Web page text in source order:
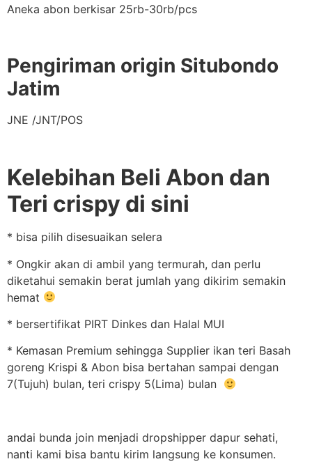
Aneka abon berkisar 25rb-30rb/pcs
Pengiriman origin Situbondo
Jatim
JNE /JNT/POS
Kelebihan Beli Abon dan
Teri crispy di sini
* bisa pilih disesuaikan selera
* Ongkir akan di ambil yang termurah, dan perlu
diketahui semakin berat jumlah yang dikirim semakin
hemat
* bersertifikat PIRT Dinkes dan Halal MUI
* Kemasan Premium sehingga Supplier ikan teri Basah
goreng Krispi & Abon bisa bertahan sampai dengan
7(Tujuh) bulan, teri crispy 5(Lima) bulan
andai bunda join menjadi dropshipper dapur sehati,
nanti kami bisa bantu kirim langsung ke konsumen.